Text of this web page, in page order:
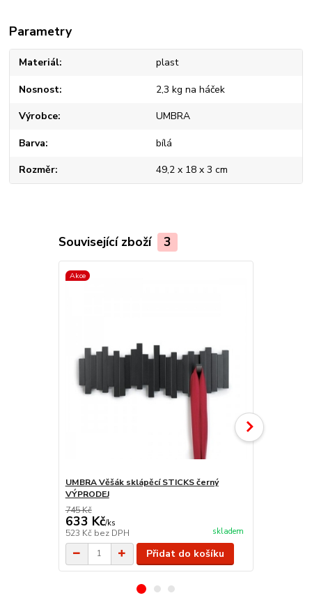
Parametry
Materiál plast
Nosnost 2,3 kg na háček
Výrobce UMBRA
Barva bílá
Rozměr 49,2 x 18 x 3 cm
Související zboží 3
Akce
UMBRA Věšák sklápěcí STICKS černý
VÝPRODEJ
745 Kč
633 Kč/ks
523 Kč bez DPH skladem
Přidat do košíku